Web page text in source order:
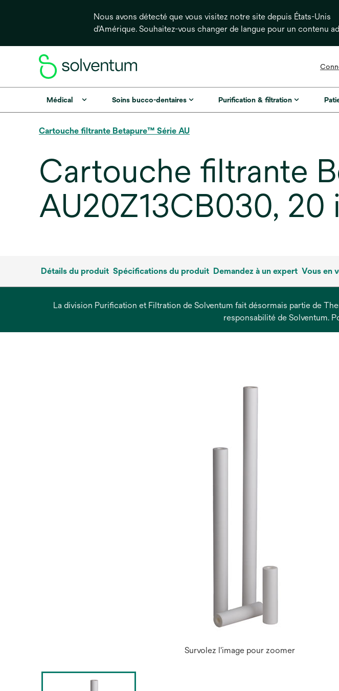
Nous avons détecté que vous visitez notre site depuis États-Unis
d'Amérique. Souhaitez-vous changer de langue pour un contenu
Médical Soins bucco-dentaires Purification & filtration
Cartouche filtrante Betapure™ Série AU
Cartouche filtrante
AU20Z13CB030, 20
Détails du produit Spécifications du produit Demandez à un expert Vous en
La division Purification et Filtration de Solventum fait désormais partie de
responsabilité de Solventum.
Survolez l'image pour zoomer